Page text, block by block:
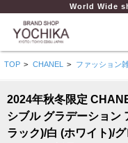
World Wide
TOP > CHANEL > ファッション
2024年秋冬限定
シブル グラデーション
ラック)/白 (ホワイト)/